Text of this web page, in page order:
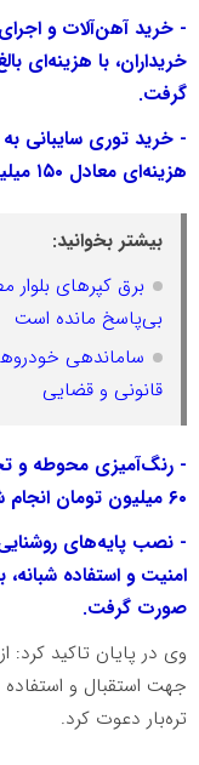
- خرید آهن‌آلات و
گرفت.
- خرید توری سایبانی
هزینه‌ای معادل ۱۵۰ میلیون تومان انجام شد.
بیشتر بخوانید:
برق کپرهای بلوار
بی‌پاسخ مانده است
ساماندهی
قانونی و قضایی
- رنگ‌آمیزی محوطه و
۶۰ میلیون تومان انجام شد.
- نصب پایه‌های
صورت گرفت.
وی در پایان تاکید کرد:
جهت استقبال و
تره‌بار دعوت کرد.